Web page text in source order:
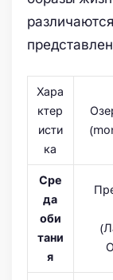
Хара
ктер
исти
ка
Сре
да
оби
тани
я